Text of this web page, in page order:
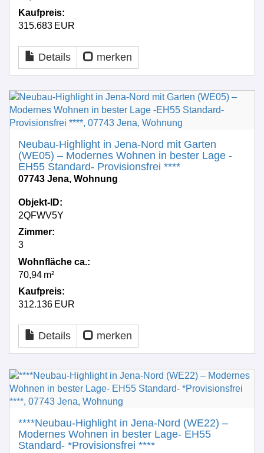
Kaufpreis:
315.683 EUR
Details merken
Neubau-Highlight in Jena-Nord mit Garten
(WE05) – Modernes Wohnen in bester Lage -
EH55 Standard- Provisionsfrei ****
07743 Jena, Wohnung
Objekt-ID:
2QFWV5Y
Zimmer:
3
Wohnfläche ca.:
70,94 m²
Kaufpreis:
312.136 EUR
Details merken
****Neubau-Highlight in Jena-Nord (WE22) –
Modernes Wohnen in bester Lage- EH55
Standard- *Provisionsfrei ****